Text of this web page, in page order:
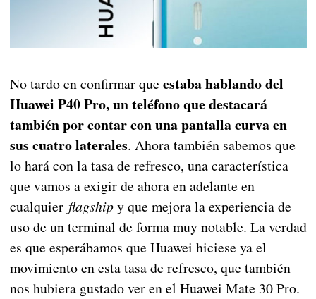
No tardo en confirmar que estaba hablando del
Huawei P40 Pro, un teléfono que destacará
también por contar con una pantalla curva en
sus cuatro laterales. Ahora también sabemos que
lo hará con la tasa de refresco, una característica
que vamos a exigir de ahora en adelante en
cualquier flagshipy que mejora la experiencia de
uso de un terminal de forma muy notable. La verdad
es que esperábamos que Huawei hiciese ya el
movimiento en esta tasa de refresco, que también
nos hubiera gustado ver en el Huawei Mate 30 Pro.